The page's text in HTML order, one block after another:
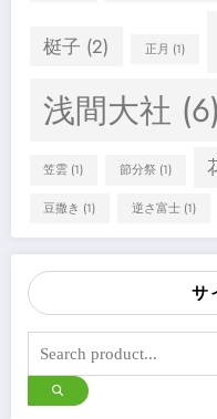
梃子 (2) 正月 (1)
浅間大社 (6)
笠雲 (1) 節分祭(1)
豆撒き (1) 逆さ富士(1)
サ